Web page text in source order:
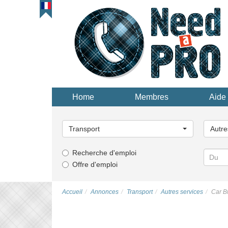
Home Membres Aide
une
catégorie...
Transport
une
Recherche d'emploi
Offre d'emploi
Accueil Annonces Transport Autres services Car